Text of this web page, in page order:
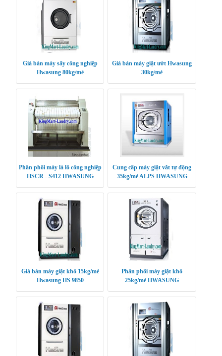
Giá bán máy sấy công nghiệp
Hwasung 80kg/mẻ
Giá bán máy giặt ướt Hwasung
30kg/mẻ
Phân phối máy là lô công nghiệp
HSCR - S412 HWASUNG
Cung cấp máy giặt vắt tự động
35kg/mẻ ALPS HWASUNG
Giá bán máy giặt khô 15kg/mẻ
Hwasung HS 9850
Phân phối máy giặt khô
25kg/mẻ HWASUNG